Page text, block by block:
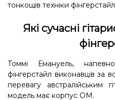
тонкощів техніки
Які сучасні
Томмі Емануель,
фінгерстайл виконавців за
перевагу австралійським
модель має корпус OM.